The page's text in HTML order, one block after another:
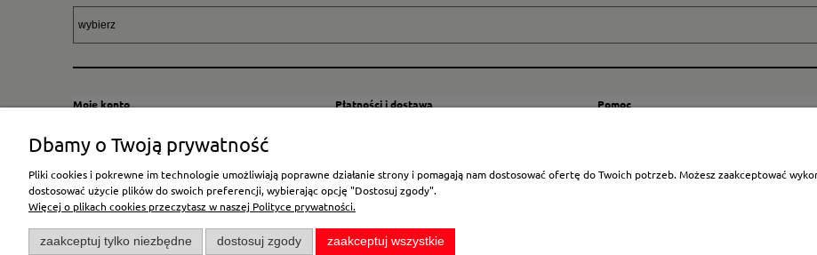
Moje konto
Twoje zamówienia
Ustawienia konta
Przechowalnia
Płatności i dostawa
Płatność
Pomoc
Polityka cookies
Dbamy o Twoją prywatność
Pliki cookies i pokrewne im technologie umożliwiają poprawne działanie strony i pomagają nam dostosować ofertę do Twoich potrzeb. Możesz zaakceptować
dostosować użycie plików do swoich preferencji, wybierając opcję "Dostosuj zgody".
Więcej o plikach cookies przeczytasz w naszej Polityce prywatności.
zaakceptuj tylko niezbędne dostosuj zgody zaakceptuj wszystkie